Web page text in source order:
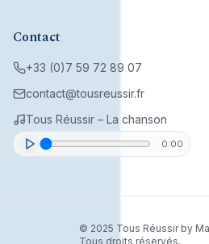
Contact
+33 (0)7 59 72 89 07
contact@tousreussir.fr
Tous Réussir – La chanson
0:00
© 2025 Tous Réussir by
Tous droits réservés.